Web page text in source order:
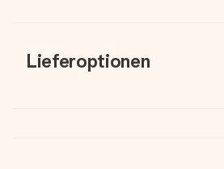
Lieferoptionen